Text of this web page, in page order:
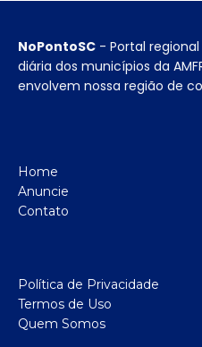
NoPontoSC - Portal
diária dos municípios da
envolvem nossa região de
Home
Anuncie
Contato
Política de Privacidade
Termos de Uso
Quem Somos